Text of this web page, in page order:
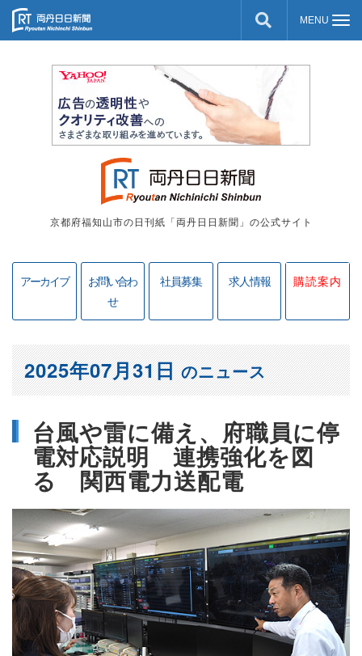
京都府福知山市の日刊紙「両丹日日新聞」の公式サイト
アーカイブ
お問い合わ
せ
社員募集 求人情報 購読案内
台風や雷に備え、府職員に停
電対応説明 連携強化を図
る 関西電力送配電
2025年07月31日のニュース